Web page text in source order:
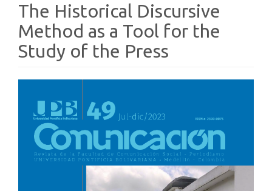
The Historical Discursive
Method as a Tool for the
Study of the Press
Sidebar